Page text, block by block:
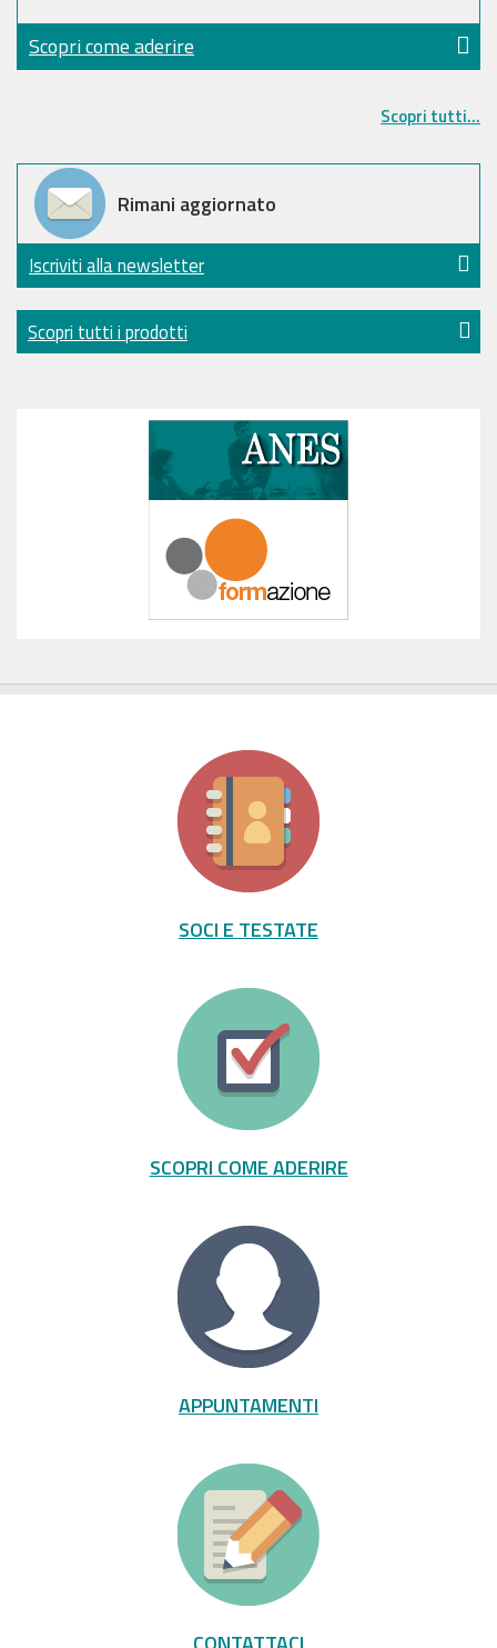
Scopri come aderire
Scopri tutti...
Rimani aggiornato
Iscriviti alla newsletter
Scopri tutti i prodotti
SOCI E TESTATE
SCOPRI COME ADERIRE
APPUNTAMENTI